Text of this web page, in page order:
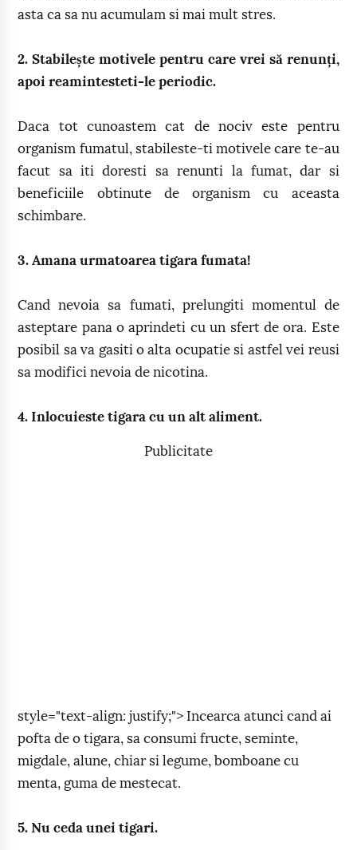
asta ca sa nu acumulam si mai mult stres.
2. Stabilește motivele pentru care vrei să renunți,
apoi reamintesteti-le periodic.
Daca tot cunoastem cat de nociv este pentru
organism fumatul, stabileste-ti motivele care te-au
facut sa iti doresti sa renunti la fumat, dar si
beneficiile obtinute de organism cu aceasta
schimbare.
3. Amana urmatoarea tigara fumata!
Cand nevoia sa fumati, prelungiti momentul de
asteptare pana o aprindeti cu un sfert de ora. Este
posibil sa va gasiti o alta ocupatie si astfel vei reusi
sa modifici nevoia de nicotina.
4. Inlocuieste tigara cu un alt aliment.
Publicitate
style="text-align: justify;"> Incearca atunci cand ai
pofta de o tigara, sa consumi fructe, seminte,
migdale, alune, chiar si legume, bomboane cu
menta, guma de mestecat.
5. Nu ceda unei tigari.